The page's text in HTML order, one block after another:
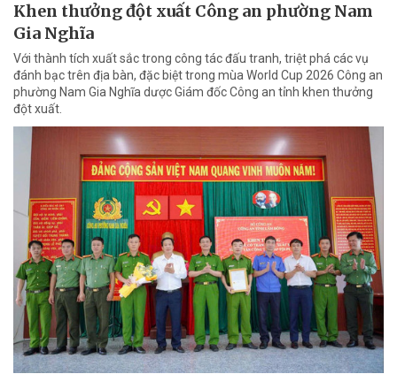
Khen thưởng đột xuất Công an phường Nam
Gia Nghĩa
Với thành tích xuất sắc trong công tác đấu tranh, triệt phá các vụ
đánh bạc trên địa bàn, đặc biệt trong mùa World Cup 2026 Công an
phường Nam Gia Nghĩa dược Giám đốc Công an tỉnh khen thưởng
đột xuất.